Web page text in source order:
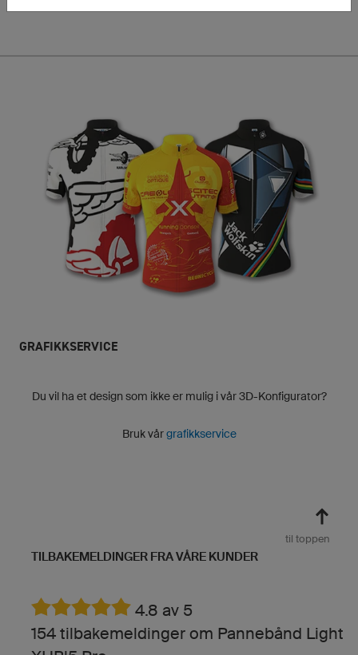
GRAFIKKSERVICE
Du vil ha et design som ikke er mulig i vår 3D-Konfigurator?
Bruk vårgrafikkservice
til toppen
TILBAKEMELDINGER FRA VÅRE KUNDER
4.8 av 5
154 tilbakemeldinger om Pannebånd Light